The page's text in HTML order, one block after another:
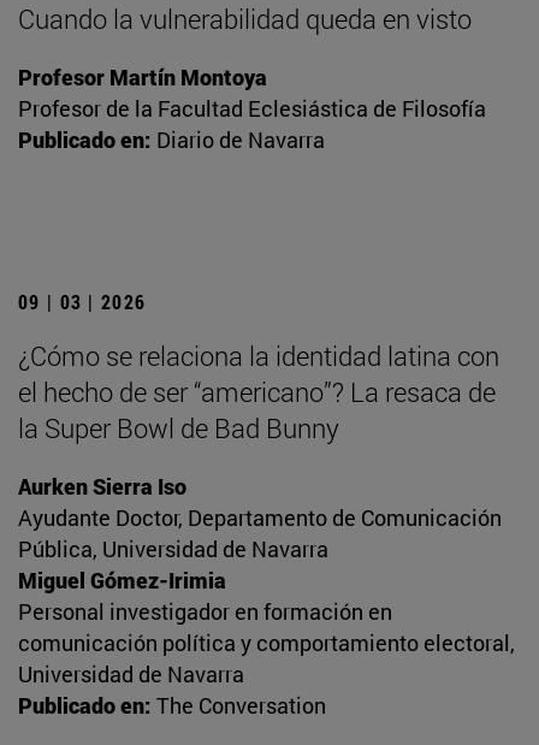
Cuando la vulnerabilidad queda en visto
Profesor Martín Montoya
Profesor de la Facultad Eclesiástica de Filosofía
Publicado en: Diario de Navarra
09 | 03 | 2026
¿Cómo se relaciona la identidad latina con
el hecho de ser “americano”? La resaca de
la Super Bowl de Bad Bunny
Aurken Sierra Iso
Ayudante Doctor, Departamento de Comunicación
Pública, Universidad de Navarra
Miguel Gómez-Irimia
Personal investigador en formación en
comunicación política y comportamiento electoral,
Universidad de Navarra
Publicado en: The Conversation